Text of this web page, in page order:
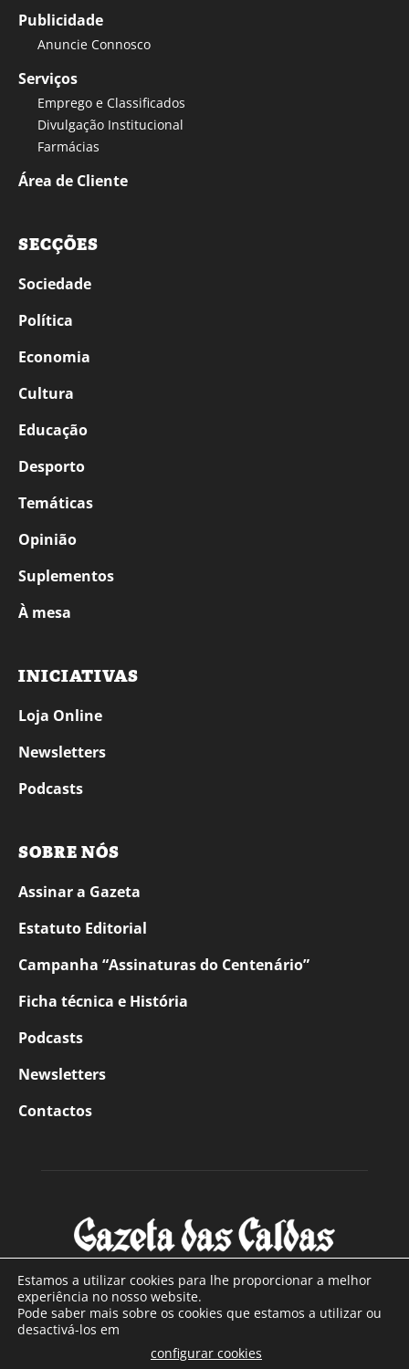
Publicidade
Anuncie Connosco
Serviços
Emprego e Classificados
Divulgação Institucional
Farmácias
Área de Cliente
SECÇÕES
Sociedade
Política
Economia
Cultura
Educação
Desporto
Temáticas
Opinião
Suplementos
À mesa
INICIATIVAS
Loja Online
Newsletters
Podcasts
SOBRE NÓS
Assinar a Gazeta
Estatuto Editorial
Campanha “Assinaturas do Centenário”
Ficha técnica e História
Podcasts
Newsletters
Contactos
SOBRE NÓS
Com sede nas Caldas da Rainha e mais de 90 anos de
Estamos a utilizar cookies para lhe proporcionar a melhor
experiência no nosso website.
Pode saber mais sobre os cookies que estamos a utilizar ou
desactivá-los em
configurar cookies